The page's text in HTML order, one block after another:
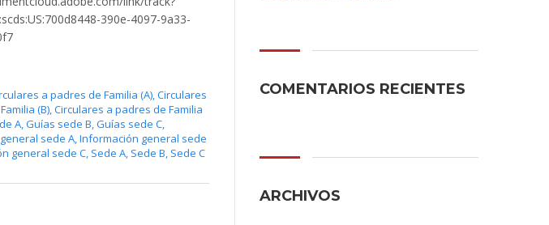
390e-4097-9a33-
a padres de Familia (A),Circulares
(B),Circulares a padres de Familia
A,Guías sede B,Guías sede C,
sede A,Información general sede
general sede C, Sede A, Sede B, Sede C
COMENTARIOS RECIENTES
ARCHIVOS